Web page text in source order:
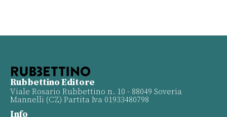
Rubbettino Editore
Viale Rosario Rubbettino n. 10 - 88049 Soveria
Mannelli (CZ) Partita Iva 01933480798
Info